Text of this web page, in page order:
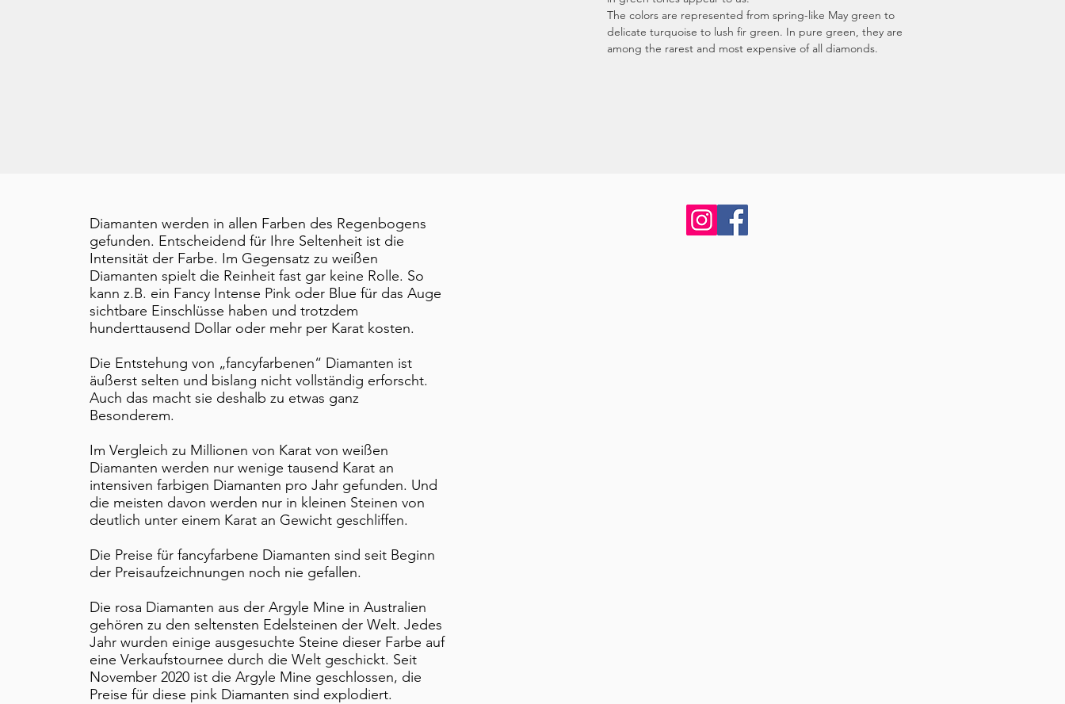
The colors are represented from spring-like May green to
delicate turquoise to lush fir green. In pure green, they are
among the rarest and most expensive of all diamonds.
Diamanten werden in allen Farben des Regenbogens
gefunden. Entscheidend für Ihre Seltenheit ist die
Intensität der Farbe. Im Gegensatz zu weißen
Diamanten spielt die Reinheit fast gar keine Rolle. So
kann z.B. ein Fancy Intense Pink oder Blue für das Auge
sichtbare Einschlüsse haben und trotzdem
hunderttausend Dollar oder mehr per Karat kosten.
​Die Entstehung von „fancyfarbenen“ Diamanten ist
äußerst selten und bislang nicht vollständig erforscht.
Auch das macht sie deshalb zu etwas ganz
Besonderem.
Im Vergleich zu Millionen von Karat von weißen
Diamanten werden nur wenige tausend Karat an
intensiven farbigen Diamanten pro Jahr gefunden. Und
die meisten davon werden nur in kleinen Steinen von
deutlich unter einem Karat an Gewicht geschliffen.
Die Preise für fancyfarbene Diamanten sind seit Beginn
der Preisaufzeichnungen noch nie gefallen.
​Die rosa Diamanten aus der Argyle Mine in Australien
gehören zu den seltensten Edelsteinen der Welt. Jedes
Jahr wurden einige ausgesuchte Steine dieser Farbe auf
eine Verkaufstournee durch die Welt geschickt. Seit
November 2020 ist die Argyle Mine geschlossen, die
Preise für diese pink Diamanten sind explodiert.